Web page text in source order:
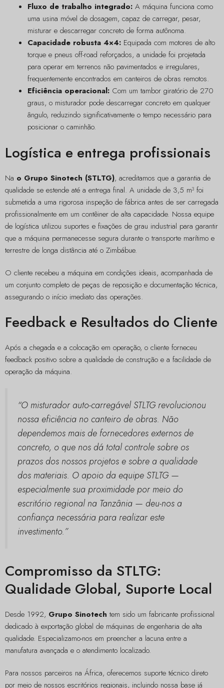
Fluxo de trabalho integrado: A máquina funciona como
uma usina móvel de dosagem, capaz de carregar, pesar,
misturar e descarregar concreto de forma autônoma.
Capacidade robusta 4×4: Equipada com motores de alto
torque e pneus off-road reforçados, a unidade foi projetada
para operar em terrenos não pavimentados e irregulares,
frequentemente encontrados em canteiros de obras remotos.
Eficiência operacional: Com um tambor giratório de 270
graus, o misturador pode descarregar concreto em qualquer
ângulo, reduzindo significativamente o tempo necessário para
posicionar o caminhão.
Logística e entrega profissionais
Na o Grupo Sinotech (STLTG), acreditamos que a garantia de
qualidade se estende até a entrega final. A unidade de 3,5 m³ foi
submetida a uma rigorosa inspeção de fábrica antes de ser carregada
profissionalmente em um contêiner de alta capacidade. Nossa equipe
de logística utilizou suportes e fixações de grau industrial para garantir
que a máquina permanecesse segura durante o transporte marítimo e
terrestre de longa distância até o Zimbábue.
O cliente recebeu a máquina em condições ideais, acompanhada de
um conjunto completo de peças de reposição e documentação técnica,
assegurando o início imediato das operações.
Feedback e Resultados do Cliente
Após a chegada e a colocação em operação, o cliente forneceu
feedback positivo sobre a qualidade de construção e a facilidade de
operação da máquina.
“O misturador auto-carregável STLTG revolucionou
nossa eficiência no canteiro de obras. Não
dependemos mais de fornecedores externos de
concreto, o que nos dá total controle sobre os
prazos dos nossos projetos e sobre a qualidade
dos materiais. O apoio da equipe STLTG —
especialmente sua proximidade por meio do
escritório regional na Tanzânia — deu-nos a
confiança necessária para realizar este
investimento.”
Compromisso da STLTG:
Qualidade Global, Suporte Local
Desde 1992, Grupo Sinotech tem sido um fabricante profissional
dedicado à exportação global de máquinas de engenharia de alta
qualidade. Especializamo-nos em preencher a lacuna entre a
manufatura avançada e o atendimento localizado.
Para nossos parceiros na África, oferecemos suporte técnico direto
por meio de nossos escritórios regionais, incluindo nossa base já